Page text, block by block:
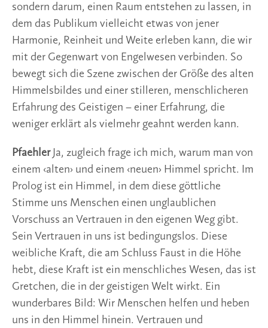
sondern darum, einen Raum entstehen zu lassen, in
dem das Publikum vielleicht etwas von jener
Harmonie, Reinheit und Weite erleben kann, die wir
mit der Gegenwart von Engelwesen verbinden. So
bewegt sich die Szene zwischen der Größe des alten
Himmelsbildes und einer stilleren, menschlicheren
Erfahrung des Geistigen – einer Erfahrung, die
weniger erklärt als vielmehr geahnt werden kann.
Pfaehler Ja, zugleich frage ich mich, warum man von
einem ‹alten› und einem ‹neuen› Himmel spricht. Im
Prolog ist ein Himmel, in dem diese göttliche
Stimme uns Menschen einen unglaublichen
Vorschuss an Vertrauen in den eigenen Weg gibt.
Sein Vertrauen in uns ist bedingungslos. Diese
weibliche Kraft, die am Schluss Faust in die Höhe
hebt, diese Kraft ist ein menschliches Wesen, das ist
Gretchen, die in der geistigen Welt wirkt. Ein
wunderbares Bild: Wir Menschen helfen und heben
uns in den Himmel hinein. Vertrauen und